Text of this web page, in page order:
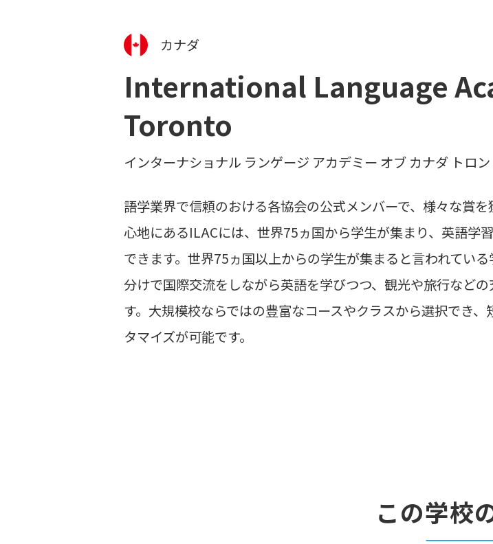
カナダ
International Language
Toronto
インターナショナル ランゲージ アカデミー オブ カナダ トロ
語学業界で信頼のおける各協会の公式メンバーで、様々な賞
心地にあるILACには、世界75ヵ国から学生が集まり、英語学
できます。世界75ヵ国以上からの学生が集まると言われてい
分けで国際交流をしながら英語を学びつつ、観光や旅行など
す。大規模校ならではの豊富なコースやクラスから選択でき
タマイズが可能です。
この学校